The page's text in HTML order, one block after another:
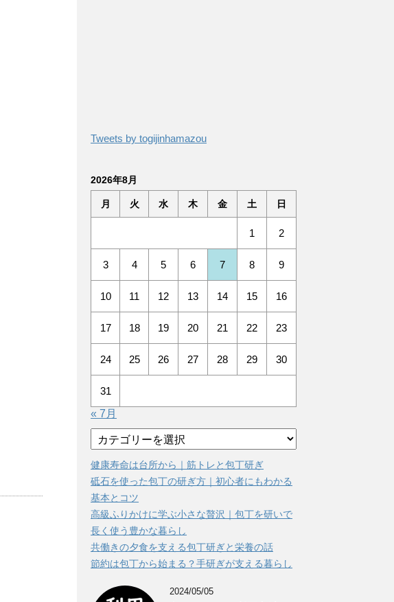
Tweets by togijinhamazou
2026年8月
月 火 水 木 金 土 日
1 2
3 4 5 6 7 8 9
10 11 12 13 14 15 16
17 18 19 20 21 22 23
24 25 26 27 28 29 30
31
« 7月
テ
ゴ
リ
ー
健康寿命は台所から｜筋トレと包丁研ぎ
砥石を使った包丁の研ぎ方｜初心者にもわかる
基本とコツ
高級ふりかけに学ぶ小さな贅沢｜包丁を研いで
長く使う豊かな暮らし
共働きの夕食を支える包丁研ぎと栄養の話
節約は包丁から始まる？手研ぎが支える暮らし
2024/05/05